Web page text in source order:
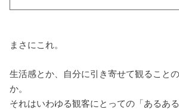
まさにこれ。
生活感とか、自分に引き寄せて観ること
か。
それはいわゆる観客にとっての「あるあ